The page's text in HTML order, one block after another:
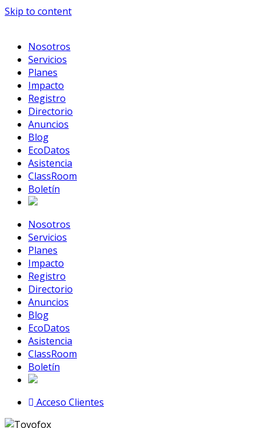
Skip to content
Nosotros
Servicios
Planes
Impacto
Registro
Directorio
Anuncios
Blog
EcoDatos
Asistencia
ClassRoom
Boletín
Nosotros
Servicios
Planes
Impacto
Registro
Directorio
Anuncios
Blog
EcoDatos
Asistencia
ClassRoom
Boletín
Acceso Clientes